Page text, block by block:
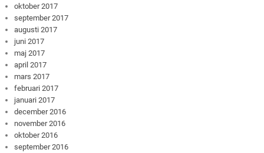
oktober 2017
september 2017
augusti 2017
juni 2017
maj 2017
april 2017
mars 2017
februari 2017
januari 2017
december 2016
november 2016
oktober 2016
september 2016